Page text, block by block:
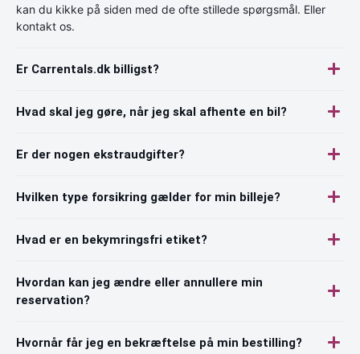
kan du kikke på siden med de ofte stillede spørgsmål. Eller
kontakt os.
Er Carrentals.dk billigst?
Hvad skal jeg gøre, når jeg skal afhente en bil?
Er der nogen ekstraudgifter?
Hvilken type forsikring gælder for min billeje?
Hvad er en bekymringsfri etiket?
Hvordan kan jeg ændre eller annullere min
reservation?
Hvornår får jeg en bekræftelse på min bestilling?